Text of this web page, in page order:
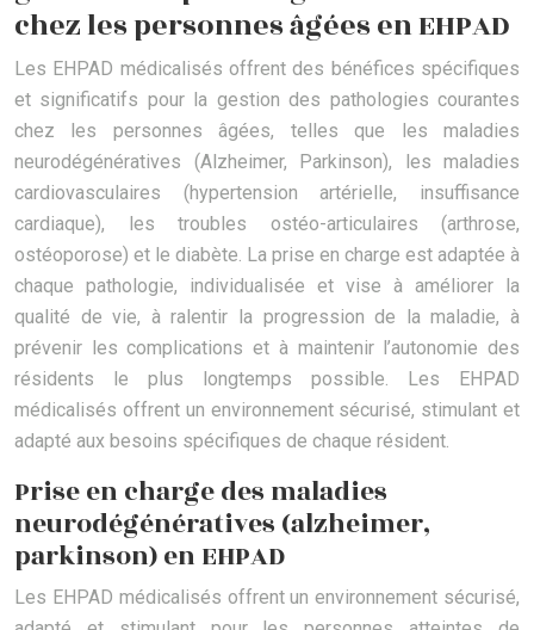
chez les personnes âgées en EHPAD
Les EHPAD médicalisés offrent des bénéfices spécifiques
et significatifs pour la gestion des pathologies courantes
chez les personnes âgées, telles que les maladies
neurodégénératives (Alzheimer, Parkinson), les maladies
cardiovasculaires (hypertension artérielle, insuffisance
cardiaque), les troubles ostéo-articulaires (arthrose,
ostéoporose) et le diabète. La prise en charge est adaptée à
chaque pathologie, individualisée et vise à améliorer la
qualité de vie, à ralentir la progression de la maladie, à
prévenir les complications et à maintenir l’autonomie des
résidents le plus longtemps possible. Les EHPAD
médicalisés offrent un environnement sécurisé, stimulant et
adapté aux besoins spécifiques de chaque résident.
Prise en charge des maladies
neurodégénératives (alzheimer,
parkinson) en EHPAD
Les EHPAD médicalisés offrent un environnement sécurisé,